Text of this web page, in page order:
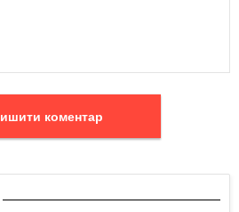
Залишити коментар